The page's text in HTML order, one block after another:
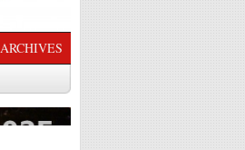
ARCHIVES